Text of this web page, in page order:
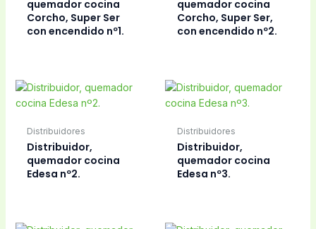
quemador cocina
Corcho, Super Ser
con encendido nº1.
quemador cocina
Corcho, Super Ser,
con encendido nº2.
Distribuidores
Distribuidor,
quemador cocina
Edesa nº2.
Distribuidores
Distribuidor,
quemador cocina
Edesa nº3.